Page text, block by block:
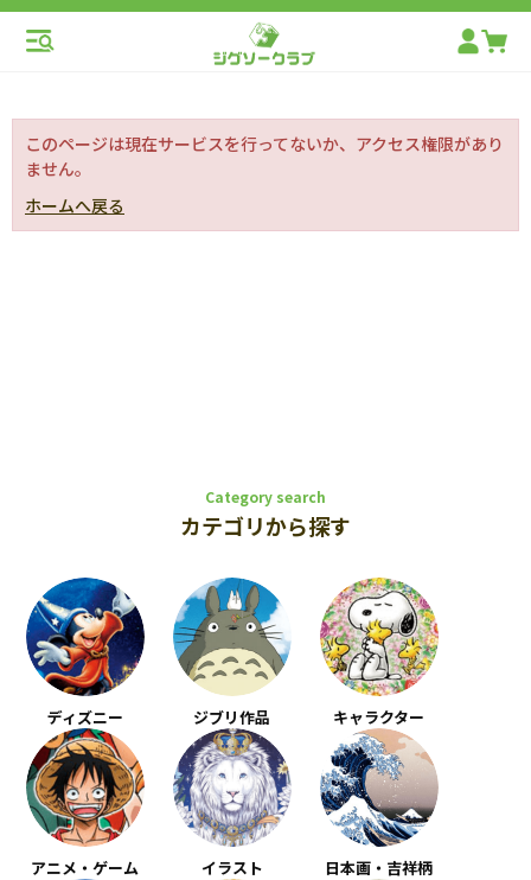
このページは現在サービスを行ってないか、アクセス権限があり
ません。
ホームへ戻る
Category search
カテゴリから探す
ディズニー ジブリ作品 キャラクター
アニメ・ゲーム イラスト 日本画・吉祥柄